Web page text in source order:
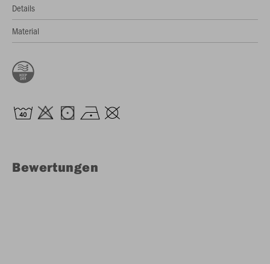
Details
Material
Bewertungen